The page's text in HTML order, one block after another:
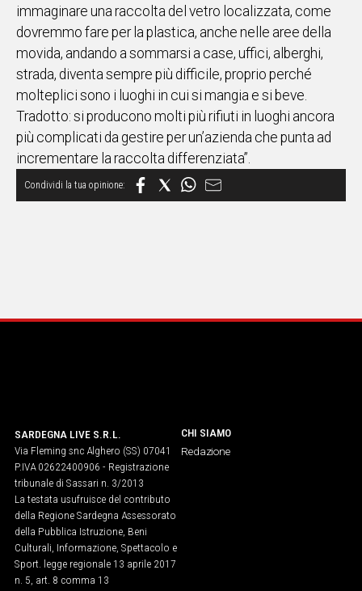
immaginare una raccolta del vetro localizzata, come
dovremmo fare per la plastica, anche nelle aree della
movida, andando a sommarsi a case, uffici, alberghi,
strada, diventa sempre più difficile, proprio perché
molteplici sono i luoghi in cui si mangia e si beve.
Tradotto: si producono molti più rifiuti in luoghi ancora
più complicati da gestire per un’azienda che punta ad
incrementare la raccolta differenziata”.
SARDEGNA LIVE S.R.L.
Via Fleming snc Alghero (SS) 07041
P.IVA 02622400906 - Registrazione
tribunale di Sassari n. 3/2013
La testata usufruisce del contributo
della Regione Sardegna Assessorato
della Pubblica Istruzione, Beni
Culturali, Informazione, Spettacolo e
Sport. legge regionale 13 aprile 2017
n. 5, art. 8 comma 13
CHI SIAMO
Redazione